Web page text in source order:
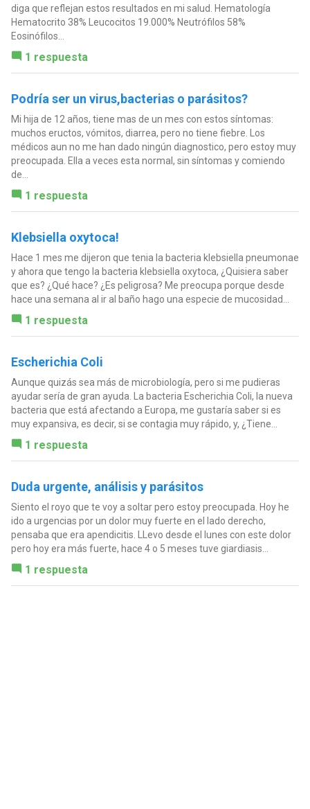
diga que reflejan estos resultados en mi salud. Hematología
Hematocrito 38% Leucocitos 19.000% Neutrófilos 58%
Eosinófilos...
1 respuesta
Podría ser un virus,bacterias o parásitos?
Mi hija de 12 años, tiene mas de un mes con estos síntomas:
muchos eructos, vómitos, diarrea, pero no tiene fiebre. Los
médicos aun no me han dado ningún diagnostico, pero estoy muy
preocupada. Ella a veces esta normal, sin síntomas y comiendo
de...
1 respuesta
Klebsiella oxytoca!
Hace 1 mes me dijeron que tenia la bacteria klebsiella pneumonae
y ahora que tengo la bacteria klebsiella oxytoca, ¿Quisiera saber
que es? ¿Qué hace? ¿Es peligrosa? Me preocupa porque desde
hace una semana al ir al baño hago una especie de mucosidad...
1 respuesta
Escherichia Coli
Aunque quizás sea más de microbiología, pero si me pudieras
ayudar sería de gran ayuda. La bacteria Escherichia Coli, la nueva
bacteria que está afectando a Europa, me gustaría saber si es
muy expansiva, es decir, si se contagia muy rápido, y, ¿Tiene...
1 respuesta
Duda urgente, análisis y parásitos
Siento el royo que te voy a soltar pero estoy preocupada. Hoy he
ido a urgencias por un dolor muy fuerte en el lado derecho,
pensaba que era apendicitis. LLevo desde el lunes con este dolor
pero hoy era más fuerte, hace 4 o 5 meses tuve giardiasis...
1 respuesta